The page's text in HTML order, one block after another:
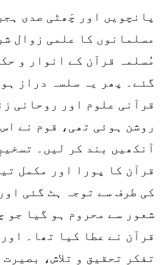
پانچویں اور چَھٹی صدی
مسلمانوں کا علمی زوال
مُسلمہ قرآن کے انوار و
گئے۔ پھر یہ سلسہ دراز
قرآنی علوم اور روحانی
روشن ہوئی تھی، قوم نے
آنکھیں بند کر لیں۔
قرآن کا پورا اور مکمل
کی طرف سے توجہ ہٹ گئی
شعور سے محروم ہو گیا جو
قرآن نے عطا کیا تھا۔
تفکر تحقیق و تلاش،